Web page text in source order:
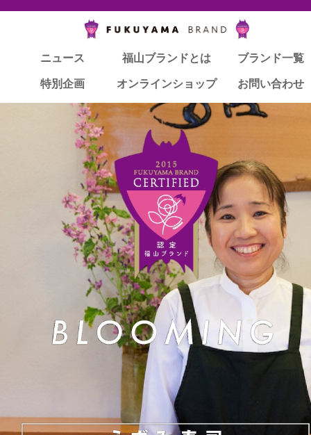
ニュース 福山ブランドとは ブランド一覧
特別企画 オンラインショップ お問い合わせ
ニュース 福山ブランドとは ブランド一覧
特別企画 オンラインショップ お問い合わせ